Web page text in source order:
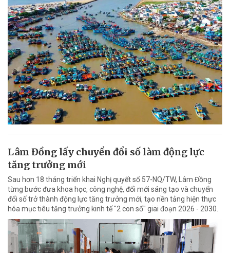
Lâm Đồng lấy chuyển đổi số làm động lực
tăng trưởng mới
Sau hơn 18 tháng triển khai Nghị quyết số 57-NQ/TW, Lâm Đồng
từng bước đưa khoa học, công nghệ, đổi mới sáng tạo và chuyển
đổi số trở thành động lực tăng trưởng mới, tạo nền tảng hiện thực
hóa mục tiêu tăng trưởng kinh tế "2 con số" giai đoạn 2026 - 2030.